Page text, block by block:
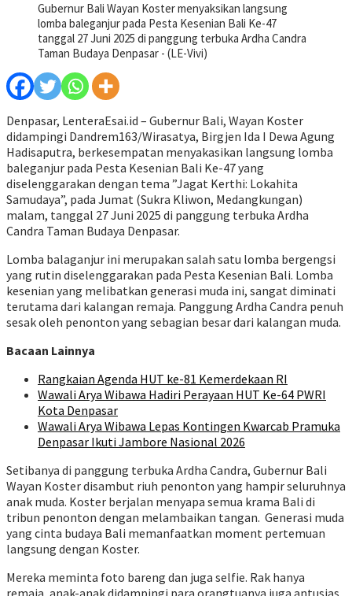
Gubernur Bali Wayan Koster menyaksikan langsung
lomba baleganjur pada Pesta Kesenian Bali Ke-47
tanggal 27 Juni 2025 di panggung terbuka Ardha Candra
Taman Budaya Denpasar - (LE-Vivi)
Denpasar, LenteraEsai.id – Gubernur Bali, Wayan Koster
didampingi Dandrem163/Wirasatya, Birgjen Ida I Dewa Agung
Hadisaputra, berkesempatan menyakasikan langsung lomba
baleganjur pada Pesta Kesenian Bali Ke-47 yang
diselenggarakan dengan tema ”Jagat Kerthi: Lokahita
Samudaya”, pada Jumat (Sukra Kliwon, Medangkungan)
malam, tanggal 27 Juni 2025 di panggung terbuka Ardha
Candra Taman Budaya Denpasar.
Lomba balaganjur ini merupakan salah satu lomba bergengsi
yang rutin diselenggarakan pada Pesta Kesenian Bali. Lomba
kesenian yang melibatkan generasi muda ini, sangat diminati
terutama dari kalangan remaja. Panggung Ardha Candra penuh
sesak oleh penonton yang sebagian besar dari kalangan muda.
Bacaan Lainnya
Rangkaian Agenda HUT ke-81 Kemerdekaan RI
Wawali Arya Wibawa Hadiri Perayaan HUT Ke-64 PWRI
Kota Denpasar
Wawali Arya Wibawa Lepas Kontingen Kwarcab Pramuka
Denpasar Ikuti Jambore Nasional 2026
Setibanya di panggung terbuka Ardha Candra, Gubernur Bali
Wayan Koster disambut riuh penonton yang hampir seluruhnya
anak muda. Koster berjalan menyapa semua krama Bali di
tribun penonton dengan melambaikan tangan. Generasi muda
yang cinta budaya Bali memanfaatkan moment pertemuan
langsung dengan Koster.
Mereka meminta foto bareng dan juga selfie. Rak hanya